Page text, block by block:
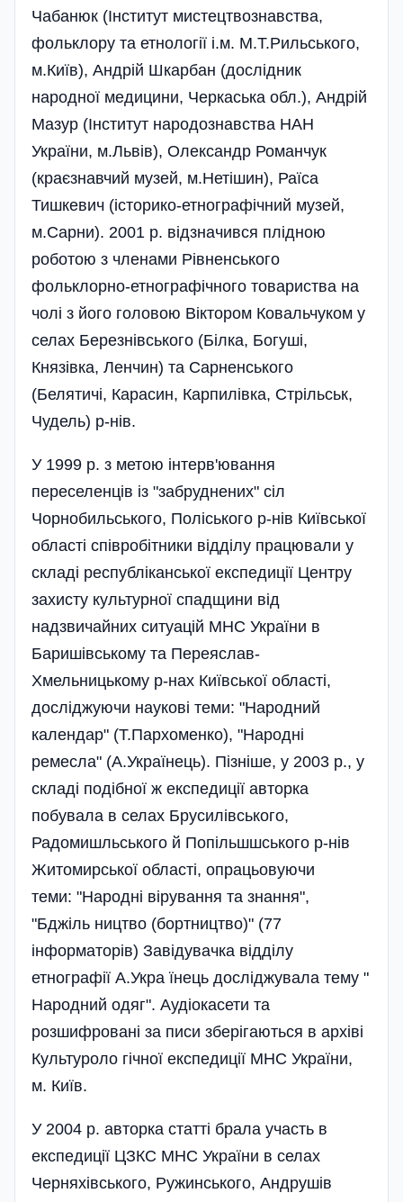
Чабанюк (Інститут мистецтвознавства,
фольклору та етнології і.м. М.Т.Рильського,
м.Київ), Андрій Шкарбан (дослідник
народної медицини, Черкаська обл.), Андрій
Мазур (Інститут народознавства НАН
України, м.Львів), Олександр Романчук
(краєзнавчий музей, м.Нетішин), Раїса
Тишкевич (історико-етнографічний музей,
м.Сарни). 2001 р. відзначився плідною
роботою з членами Рівненського
фольклорно-етнографічного товариства на
чолі з його головою Віктором Ковальчуком у
селах Березнівського (Білка, Богуші,
Князівка, Ленчин) та Сарненського
(Белятичі, Карасин, Карпилівка, Стрільськ,
Чудель) р-нів.
У 1999 р. з метою інтерв'ювання
переселенців із "забруднених" сіл
Чорнобильського, Поліського р-нів Київської
області співробітники відділу працювали у
складі республіканської експедиції Центру
захисту культурної спадщини від
надзвичайних ситуацій МНС України в
Баришівському та Переяслав-
Хмельницькому р-нах Київської області,
досліджуючи наукові теми: "Народний
календар" (Т.Пархоменко), "Народні
ремесла" (А.Українець). Пізніше, у 2003 p., у
складі подібної ж експедиції авторка
побувала в селах Брусилівського,
Радомишльського й Попільшшського р-нів
Житомирської області, опрацьовуючи
теми: "Народні вірування та знання",
"Бджіль ництво (бортництво)" (77
інформаторів) Завідувачка відділу
етнографії А.Укра їнець досліджувала тему "
Народний одяг". Аудіокасети та
розшифровані за писи зберігаються в архіві
Культуроло гічної експедиції МНС України,
м. Київ.
У 2004 р. авторка статті брала участь в
експедиції ЦЗКС МНС України в селах
Черняхівського, Ружинського, Андрушів